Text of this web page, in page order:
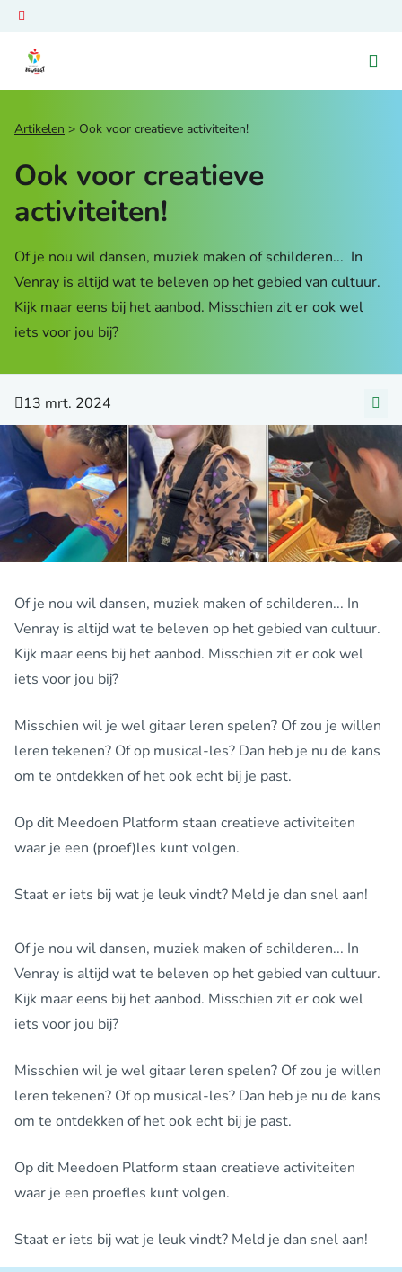
Ga naar de homepage van Venray Beweegt
Artikelen Ook voor creatieve activiteiten!
Ook voor creatieve
activiteiten!
Of je nou wil dansen, muziek maken of schilderen... In
Venray is altijd wat te beleven op het gebied van cultuur.
Kijk maar eens bij het aanbod. Misschien zit er ook wel
iets voor jou bij?
13 mrt. 2024
Of je nou wil dansen, muziek maken of schilderen... In
Venray is altijd wat te beleven op het gebied van cultuur.
Kijk maar eens bij het aanbod. Misschien zit er ook wel
iets voor jou bij?
Misschien wil je wel gitaar leren spelen? Of zou je willen
leren tekenen? Of op musical-les? Dan heb je nu de kans
om te ontdekken of het ook echt bij je past.
Op dit Meedoen Platform staan creatieve activiteiten
waar je een (proef)les kunt volgen.
Staat er iets bij wat je leuk vindt? Meld je dan snel aan!
Of je nou wil dansen, muziek maken of schilderen... In
Venray is altijd wat te beleven op het gebied van cultuur.
Kijk maar eens bij het aanbod. Misschien zit er ook wel
iets voor jou bij?
Misschien wil je wel gitaar leren spelen? Of zou je willen
leren tekenen? Of op musical-les? Dan heb je nu de kans
om te ontdekken of het ook echt bij je past.
Op dit Meedoen Platform staan creatieve activiteiten
waar je een proefles kunt volgen.
Staat er iets bij wat je leuk vindt? Meld je dan snel aan!